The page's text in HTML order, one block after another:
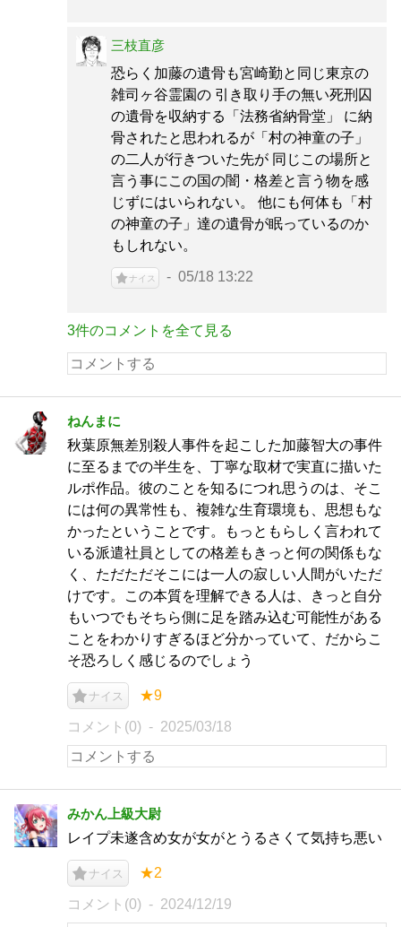
三枝直彦
恐らく加藤の遺骨も宮崎勤と同じ東京の
雑司ヶ谷霊園の 引き取り手の無い死刑囚
の遺骨を収納する「法務省納骨堂」 に納
骨されたと思われるが「村の神童の子」
の二人が行きついた先が 同じこの場所と
言う事にこの国の闇・格差と言う物を感
じずにはいられない。 他にも何体も「村
の神童の子」達の遺骨が眠っているのか
もしれない。
ナイス 05/18 13:22
3件のコメントを全て見る
ねんまに
秋葉原無差別殺人事件を起こした加藤智大の事件
に至るまでの半生を、丁寧な取材で実直に描いた
ルポ作品。彼のことを知るにつれ思うのは、そこ
には何の異常性も、複雑な生育環境も、思想もな
かったということです。もっともらしく言われて
いる派遣社員としての格差もきっと何の関係もな
く、ただただそこには一人の寂しい人間がいただ
けです。この本質を理解できる人は、きっと自分
もいつでもそちら側に足を踏み込む可能性がある
ことをわかりすぎるほど分かっていて、だからこ
そ恐ろしく感じるのでしょう
ナイス ★9
コメント(0) 2025/03/18
みかん上級大尉
レイプ未遂含め女が女がとうるさくて気持ち悪い
ナイス ★2
コメント(0) 2024/12/19